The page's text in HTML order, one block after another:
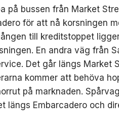
på bussen från Market
för att nå korsningen
till kreditstoppet
En andra väg från
Det går längs Market
kommer att behöva
på marknaden.
längs Embarcadero och